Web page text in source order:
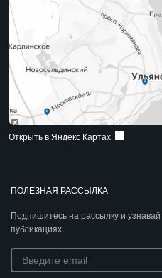
ПОЛЕЗНАЯ РАССЫЛКА
Подпишитесь на рассылку и
публикациях
Открыть в Яндекс Картах